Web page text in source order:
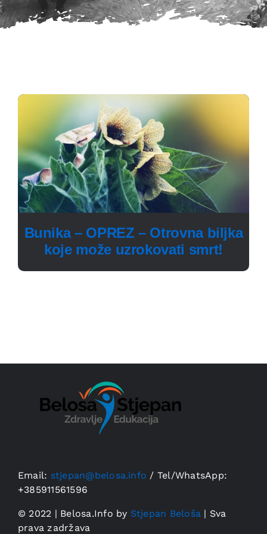
Bunika – OPREZ – Otrovna biljka
koje može uzrokovati smrt!
Email: stjepan@belosa.info / Tel/WhatsApp:
+385911561596
© 2022 | Belosa.Info by Stjepan Beloša | Sva
prava zadržava